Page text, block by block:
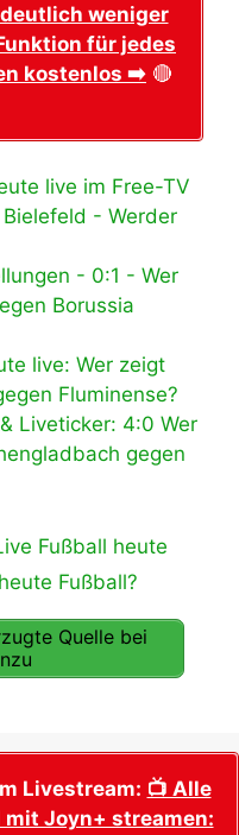
weniger
für jedes
kostenlos ➡️ 🔴
live im Free-TV
- Werder
- 0:1 - Wer
Borussia
live: Wer zeigt
Fluminense?
Liveticker: 4:0 Wer
gegen
Fußball heute
Fußball?
Quelle bei
Livestream: 📺 Alle
mit Joyn+ streamen: